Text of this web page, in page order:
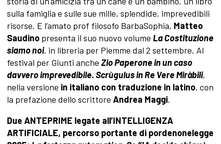
sulla famiglia e sulle sue mille, splendide, imprevedibili
risorse. E l’amato prof filosofo BarbaSophia, Matteo
Saudinopresenta il suo nuovo volume La Costituzione
siamo noi, in libreria per Piemme dal 2 settembre. Al
festival per Giunti anche Zio Paperone in un caso
davvero imprevedibile. Scrùgulus in Re Vere Miràbili,
nella versione in italiano con traduzione in latino, con
la prefazione dello scrittore Andrea Maggi.
Due ANTEPRIME legate all’INTELLIGENZA
ARTIFICIALE, percorso portante di pordenonelegge